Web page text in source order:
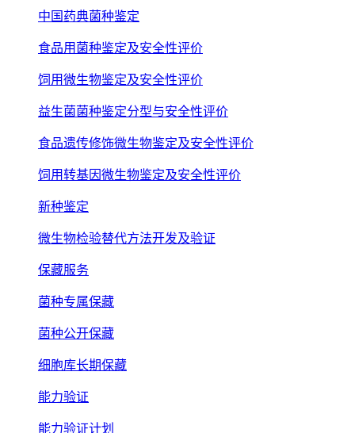
中国药典菌种鉴定
食品用菌种鉴定及安全性评价
饲用微生物鉴定及安全性评价
益生菌菌种鉴定分型与安全性评价
食品遗传修饰微生物鉴定及安全性评价
饲用转基因微生物鉴定及安全性评价
新种鉴定
微生物检验替代方法开发及验证
保藏服务
菌种专属保藏
菌种公开保藏
细胞库长期保藏
能力验证
能力验证计划